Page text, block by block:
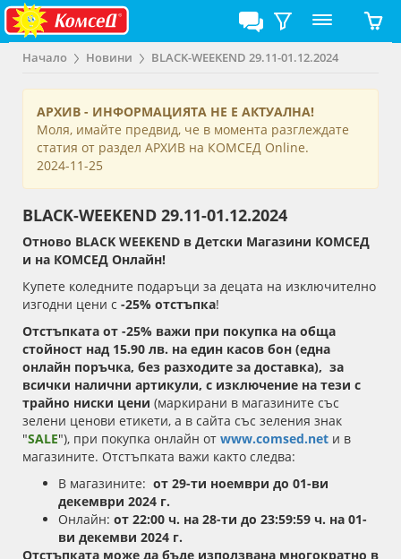
Начало Новини BLACK-WEEKEND 29.11-01.12.2024
АРХИВ - ИНФОРМАЦИЯТА НЕ Е АКТУАЛНА!
Моля, имайте предвид, че в момента разглеждате
статия от раздел АРХИВ на КОМСЕД Online.
2024-11-25
BLACK-WEEKEND 29.11-01.12.2024
Отново BLACK WEEKEND в Детски Магазини КОМСЕД
и на КОМСЕД Онлайн!
Купете коледните подаръци за децата на изключително
изгодни цени с -25% отстъпка!
Отстъпката от -25% важи при покупка на обща
стойност над 15.90 лв. на един касов бон (една
онлайн поръчка, без разходите за доставка), за
всички налични артикули, с изключение на тези с
трайно ниски цени (маркирани в магазините със
зелени ценови етикети, а в сайта със зеления знак
"SALE"), при покупка онлайн от www.comsed.net и в
магазините. Отстъпката важи както следва:
В магазините: от 29-ти ноември до 01-ви
декември 2024 г.
Онлайн: от 22:00 ч. на 28-ти до 23:59:59 ч. на 01-
ви декемви 2024 г.
Отстъпката може да бъде използвана многократно в